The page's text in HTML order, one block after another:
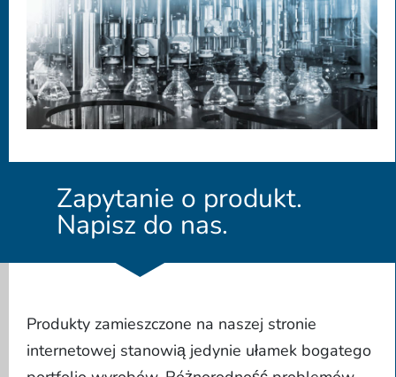
Zapytanie o produkt.
Napisz do nas.
Produkty zamieszczone na naszej stronie
internetowej stanowią jedynie ułamek bogatego